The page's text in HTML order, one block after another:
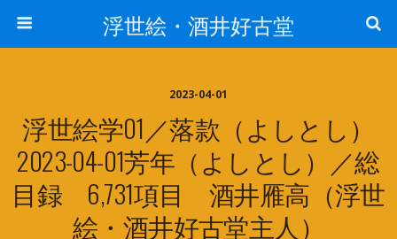
浮世絵・酒井好古堂
2023-04-01
浮世絵学01／落款（よしとし）
2023-04-01芳年（よしとし）／総
目録 6,731項目 酒井雁高（浮世
絵・酒井好古堂主人）